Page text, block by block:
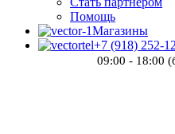
Помощь
Магазины
+7 (918) 252-
09:00 - 18:00